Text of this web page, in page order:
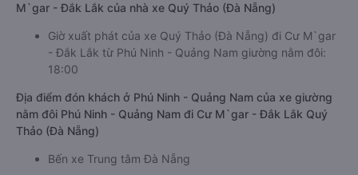
M`gar - Đắk Lắk của nhà xe Quý Thảo (Đà Nẵng)
Giờ xuất phát của xe Quý Thảo (Đà Nẵng) đi Cư M`gar
- Đắk Lắk từ Phú Ninh - Quảng Nam giường nằm đôi:
18:00
Địa điểm đón khách ở Phú Ninh - Quảng Nam của xe giường
nằm đôi Phú Ninh - Quảng Nam đi Cư M`gar - Đắk Lắk Quý
Thảo (Đà Nẵng)
Bến xe Trung tâm Đà Nẵng